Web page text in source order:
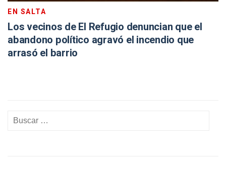
EN SALTA
Los vecinos de El Refugio denuncian que el
abandono político agravó el incendio que
arrasó el barrio